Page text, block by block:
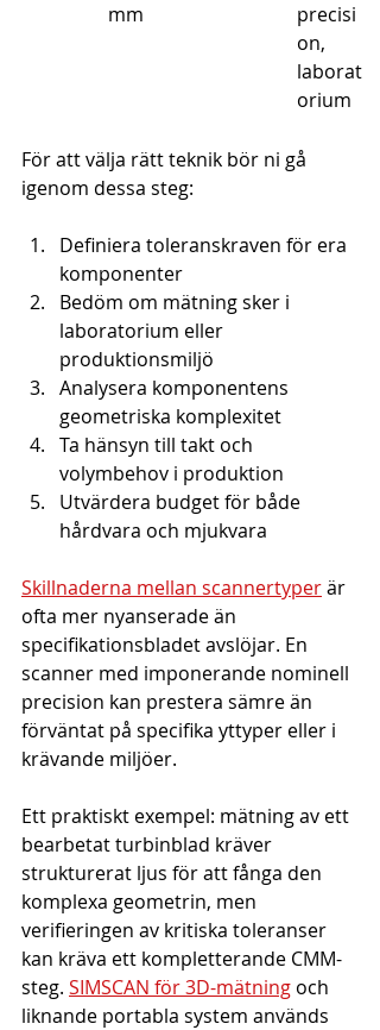
mm
precisi
on,
laborat
orium
För att välja rätt teknik bör ni gå
igenom dessa steg:
Definiera toleranskraven för era
komponenter
Bedöm om mätning sker i
laboratorium eller
produktionsmiljö
Analysera komponentens
geometriska komplexitet
Ta hänsyn till takt och
volymbehov i produktion
Utvärdera budget för både
hårdvara och mjukvara
Skillnaderna mellan scannertyper är
ofta mer nyanserade än
specifikationsbladet avslöjar. En
scanner med imponerande nominell
precision kan prestera sämre än
förväntat på specifika yttyper eller i
krävande miljöer.
Ett praktiskt exempel: mätning av ett
bearbetat turbinblad kräver
strukturerat ljus för att fånga den
komplexa geometrin, men
verifieringen av kritiska toleranser
kan kräva ett kompletterande CMM-
steg. SIMSCAN för 3D-mätning och
liknande portabla system används